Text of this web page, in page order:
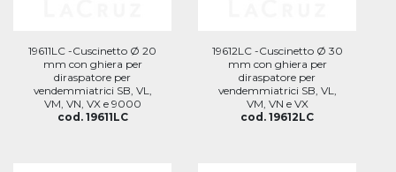
19611LC -Cuscinetto Ø 20
mm con ghiera per
diraspatore per
vendemmiatrici SB, VL,
VM, VN, VX e 9000
cod. 19611LC
19612LC -Cuscinetto Ø 30
mm con ghiera per
diraspatore per
vendemmiatrici SB, VL,
VM, VN e VX
cod. 19612LC